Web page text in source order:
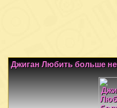
Джиган Любить больше